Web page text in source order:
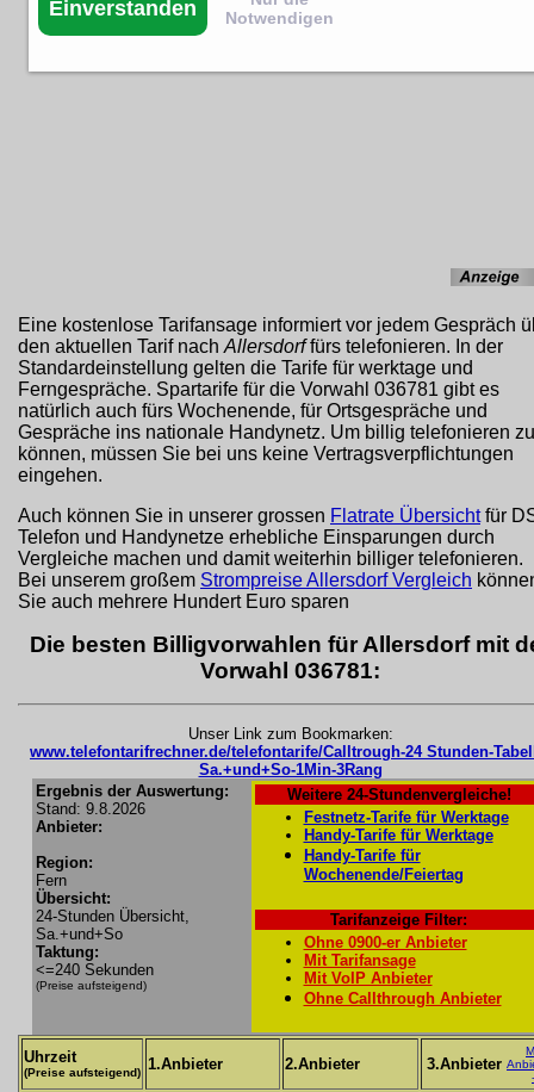
Eine kostenlose Tarifansage informiert vor jedem Gespräch
den aktuellen Tarif nach Allersdorffürs telefonieren. In der
Standardeinstellung gelten die Tarife für werktage und
Ferngespräche. Spartarife für die Vorwahl 036781 gibt es
natürlich auch fürs Wochenende, für Ortsgespräche und
Gespräche ins nationale Handynetz. Um billig telefonieren zu
können, müssen Sie bei uns keine Vertragsverpflichtungen
eingehen.
Auch können Sie in unserer grossen Flatrate Übersichtfür
Telefon und Handynetze erhebliche Einsparungen durch
Vergleiche machen und damit weiterhin billiger telefonieren.
Bei unserem großem Strompreise Allersdorf Vergleich
Sie auch mehrere Hundert Euro sparen
Die besten Billigvorwahlen für Allersdorf mit
Vorwahl 036781:
Unser Link zum Bookmarken:
www.telefontarifrechner.de/telefontarife/Calltrough-24 Stunden-
Sa.+und+So-1Min-3Rang
Ergebnis der Auswertung:
Stand: 9.8.2026
Anbieter:
Region:
Fern
Übersicht:
24-Stunden Übersicht,
Sa.+und+So
Taktung:
<=240 Sekunden
(Preise aufsteigend)
Weitere 24-Stundenvergleiche!
Festnetz-Tarife für Werktage
Handy-Tarife für Werktage
Handy-Tarife für
Wochenende/Feiertag
Tarifanzeige Filter:
Ohne 0900-er Anbieter
Mit Tarifansage
Mit VoIP Anbieter
Ohne Callthrough Anbieter
Uhrzeit
(Preise aufsteigend) 1.Anbieter 2.Anbieter 3.Anbieter
Einverstanden
Notwendigen